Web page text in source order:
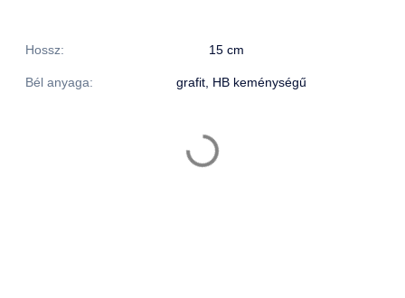
Hossz: 15 cm
Bél anyaga: grafit, HB keménységű